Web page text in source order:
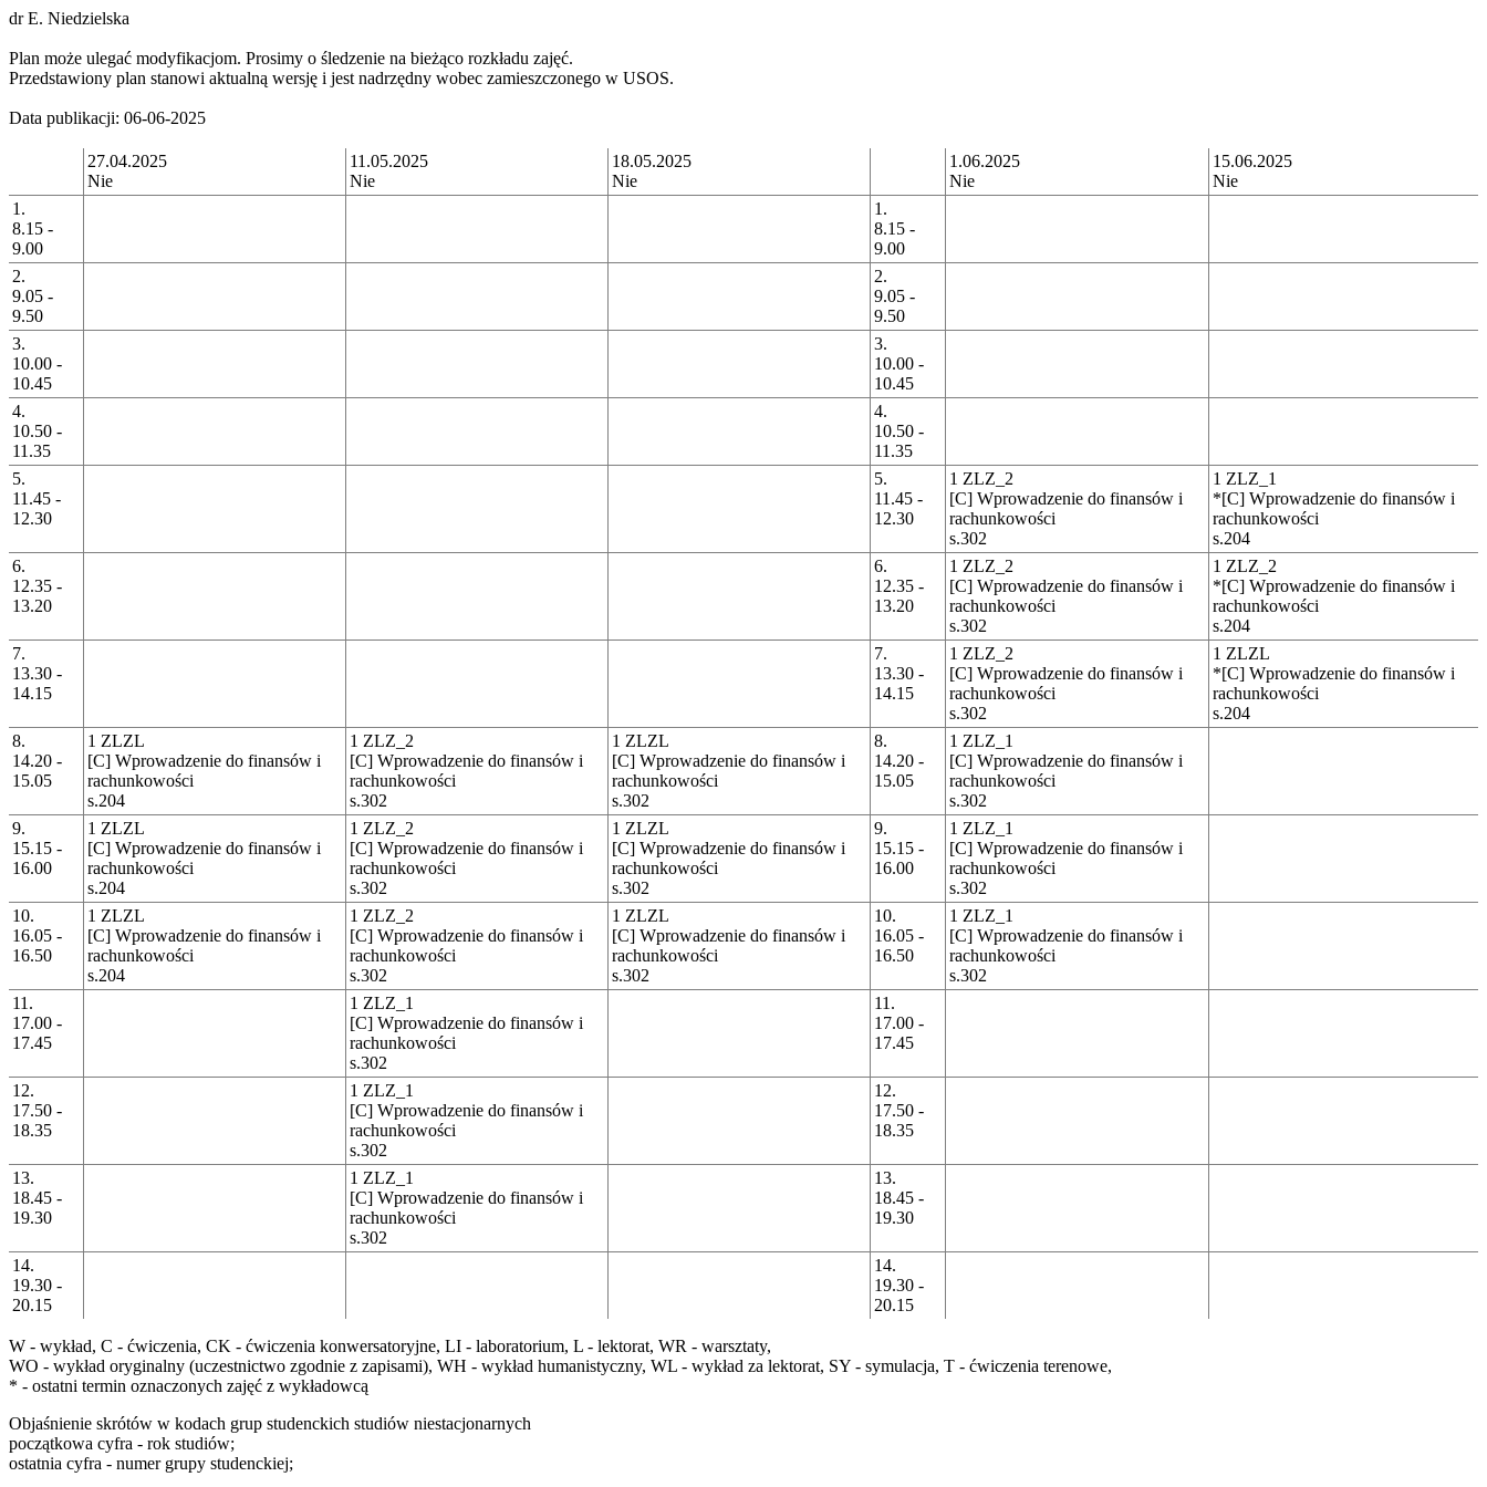
dr E. Niedzielska
Plan może ulegać modyfikacjom. Prosimy o śledzenie na bieżąco rozkładu zajęć.
Przedstawiony plan stanowi aktualną wersję i jest nadrzędny wobec zamieszczonego w USOS.
Data publikacji: 06-06-2025
27.04.2025
Nie
11.05.2025
Nie
18.05.2025
Nie
1.06.2025
Nie
15.06.2025
Nie
1.
8.15 -
9.00
1.
8.15 -
9.00
2.
9.05 -
9.50
2.
9.05 -
9.50
3.
10.00 -
10.45
3.
10.00 -
10.45
4.
10.50 -
11.35
4.
10.50 -
11.35
5.
11.45 -
12.30
5.
11.45 -
12.30
1 ZLZ_2
[C] Wprowadzenie do finansów i
rachunkowości
s.302
1 ZLZ_1
*[C] Wprowadzenie do finansów i
rachunkowości
s.204
6.
12.35 -
13.20
6.
12.35 -
13.20
1 ZLZ_2
[C] Wprowadzenie do finansów i
rachunkowości
s.302
1 ZLZ_2
*[C] Wprowadzenie do finansów i
rachunkowości
s.204
7.
13.30 -
14.15
7.
13.30 -
14.15
1 ZLZ_2
[C] Wprowadzenie do finansów i
rachunkowości
s.302
1 ZLZL
*[C] Wprowadzenie do finansów i
rachunkowości
s.204
8.
14.20 -
15.05
1 ZLZL
[C] Wprowadzenie do finansów i
rachunkowości
s.204
1 ZLZ_2
[C] Wprowadzenie do finansów i
rachunkowości
s.302
1 ZLZL
[C] Wprowadzenie do finansów i
rachunkowości
s.302
8.
14.20 -
15.05
1 ZLZ_1
[C] Wprowadzenie do finansów i
rachunkowości
s.302
9.
15.15 -
16.00
1 ZLZL
[C] Wprowadzenie do finansów i
rachunkowości
s.204
1 ZLZ_2
[C] Wprowadzenie do finansów i
rachunkowości
s.302
1 ZLZL
[C] Wprowadzenie do finansów i
rachunkowości
s.302
9.
15.15 -
16.00
1 ZLZ_1
[C] Wprowadzenie do finansów i
rachunkowości
s.302
10.
16.05 -
16.50
1 ZLZL
[C] Wprowadzenie do finansów i
rachunkowości
s.204
1 ZLZ_2
[C] Wprowadzenie do finansów i
rachunkowości
s.302
1 ZLZL
[C] Wprowadzenie do finansów i
rachunkowości
s.302
10.
16.05 -
16.50
1 ZLZ_1
[C] Wprowadzenie do finansów i
rachunkowości
s.302
11.
17.00 -
17.45
1 ZLZ_1
[C] Wprowadzenie do finansów i
rachunkowości
s.302
11.
17.00 -
17.45
12.
17.50 -
18.35
1 ZLZ_1
[C] Wprowadzenie do finansów i
rachunkowości
s.302
12.
17.50 -
18.35
13.
18.45 -
19.30
1 ZLZ_1
[C] Wprowadzenie do finansów i
rachunkowości
s.302
13.
18.45 -
19.30
14.
19.30 -
20.15
14.
19.30 -
20.15
W - wykład, C - ćwiczenia, CK - ćwiczenia konwersatoryjne, LI - laboratorium, L - lektorat, WR - warsztaty,
WO - wykład oryginalny (uczestnictwo zgodnie z zapisami), WH - wykład humanistyczny, WL - wykład za lektorat, SY - symulacja, T - ćwiczenia terenowe,
* - ostatni termin oznaczonych zajęć z wykładowcą
Objaśnienie skrótów w kodach grup studenckich studiów niestacjonarnych
początkowa cyfra - rok studiów;
ostatnia cyfra - numer grupy studenckiej;